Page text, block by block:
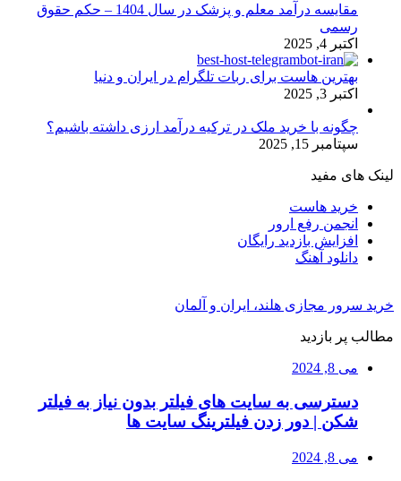
مقایسه درآمد معلم و پزشک در سال 1404 – حکم حقوق
رسمی
اکتبر 4, 2025
بهترین هاست برای ربات تلگرام در ایران و دنیا
اکتبر 3, 2025
چگونه با خرید ملک در ترکیه درآمد ارزی داشته باشیم؟
سپتامبر 15, 2025
لینک های مفید
خرید هاست
انجمن رفع ارور
افزایش بازدید رایگان
دانلود آهنگ
خرید سرور مجازی هلند، ایران و آلمان
مطالب پر بازدید
می 8, 2024
دسترسی به سایت های فیلتر بدون نیاز به فیلتر
شکن | دور زدن فیلترینگ سایت ها
می 8, 2024